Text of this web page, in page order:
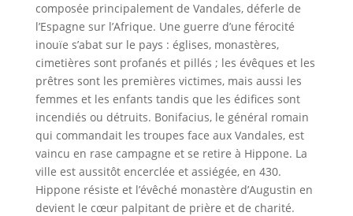
composée principalement de Vandales, déferle de
l’Espagne sur l’Afrique. Une guerre d’une férocité
inouïe s’abat sur le pays : églises, monastères,
cimetières sont profanés et pillés ; les évêques et les
prêtres sont les premières victimes, mais aussi les
femmes et les enfants tandis que les édifices sont
incendiés ou détruits. Bonifacius, le général romain
qui commandait les troupes face aux Vandales, est
vaincu en rase campagne et se retire à Hippone. La
ville est aussitôt encerclée et assiégée, en 430.
Hippone résiste et l’évêché monastère d’Augustin en
devient le cœur palpitant de prière et de charité.